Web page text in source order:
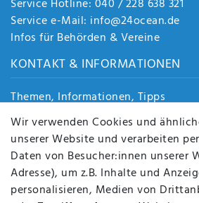
Service Hotline: 040 / 228 638 321
Service e-Mail: info@24ocean.de
Infos für Behörden & Vereine
KONTAKT & INFORMATIONEN
Themen, Informationen, Tipps
Jobs
Über uns
Kontakt
Datenschutz
AGB
FAQ
Wir verwenden Cookies und
unserer Website und verarbeiten
Daten von Besucher:innen unserer
Adresse), um z.B. Inhalte und
personalisieren, Medien von